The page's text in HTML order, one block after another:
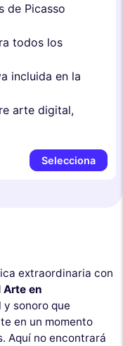
de Picasso
todos los
incluida en la
arte digital,
Selecciona
extraordinaria con
Arte en
y sonoro que
en un momento
Aquí no encontrará